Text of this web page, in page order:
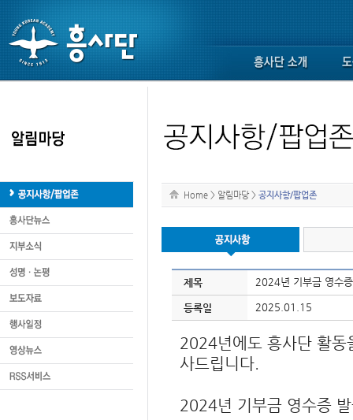
Home > 알림마당 > 공지사항/팝업존
제목 2024년 기부금 영수
등록일 2025.01.15
2024년에도 흥사단 활동
사드립니다.
2024년 기부금 영수증